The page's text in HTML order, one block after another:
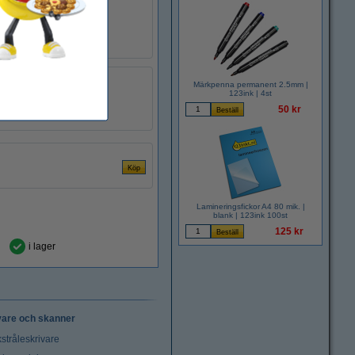
i lager
Märkpenna permanent 2.5mm |
123ink | 4st
50 kr
Lamineringsfickor A4 80 mik. |
blank | 123ink 100st
125 kr
och skanner